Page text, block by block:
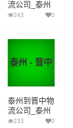
流公司_泰州
到长治货运_
243 0
泰州 - 晋中
泰州到晋中物
流公司_泰州
到晋中货运_
233 0